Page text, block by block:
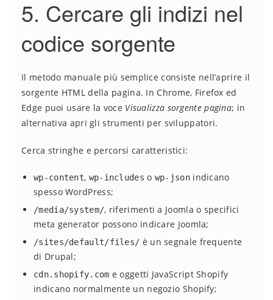
5. Cercare gli indizi nel
codice sorgente
Il metodo manuale più semplice consiste nell’aprire il
sorgente HTML della pagina. In Chrome, Firefox ed
Edge puoi usare la voce Visualizza sorgente pagina; in
alternativa apri gli strumenti per sviluppatori.
Cerca stringhe e percorsi caratteristici:
wp-content, wp-includes o wp-jsonindicano
spesso WordPress;
/media/system/, riferimenti a Joomla o specifici
meta generator possono indicare Joomla;
/sites/default/files/ è un segnale frequente
di Drupal;
cdn.shopify.com e oggetti JavaScript Shopify
indicano normalmente un negozio Shopify;